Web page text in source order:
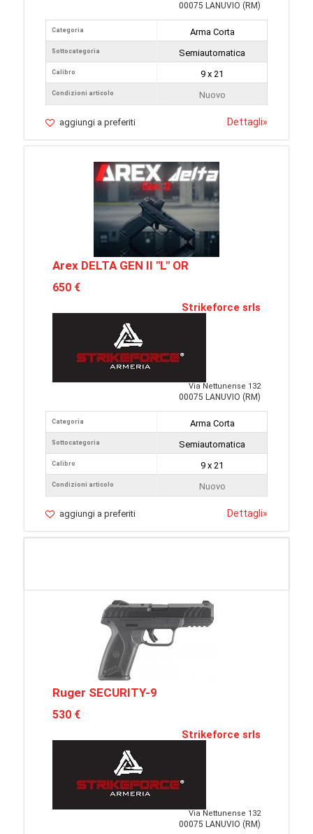
00075 LANUVIO (RM)
Categoria
Sottocategoria
Calibro
Condizioni articolo
Arma Corta
Semiautomatica
9 x 21
Nuovo
aggiungi a preferiti Dettagli»
Arex DELTA GEN II "L" OR
650 €
Strikeforce srls
Via Nettunense 132
00075 LANUVIO (RM)
Categoria
Sottocategoria
Calibro
Condizioni articolo
Arma Corta
Semiautomatica
9 x 21
Nuovo
aggiungi a preferiti Dettagli»
Ruger SECURITY-9
530 €
Strikeforce srls
Via Nettunense 132
00075 LANUVIO (RM)